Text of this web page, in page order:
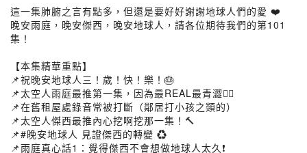
這一集肺腑之言有點多，但還是要好好謝謝地球人們的愛 ❤️
晚安雨庭，晚安傑西，晚安地球人，請各位期待我們的第101
集！
【本集精華重點】
📌祝晚安地球人三！歲！快！樂！🎂
📌太空人雨庭最推第一集，因為最REAL最青澀👆🏻
📌在舊租屋處錄音常被打斷（鄰居打小孩之類的）
📌太空人傑西最推內心挖啊挖那一集！🔨
📌#晚安地球人 見證傑西的轉變 ♻️
📌雨庭真心話1：覺得傑西不會想做地球人太久❗️